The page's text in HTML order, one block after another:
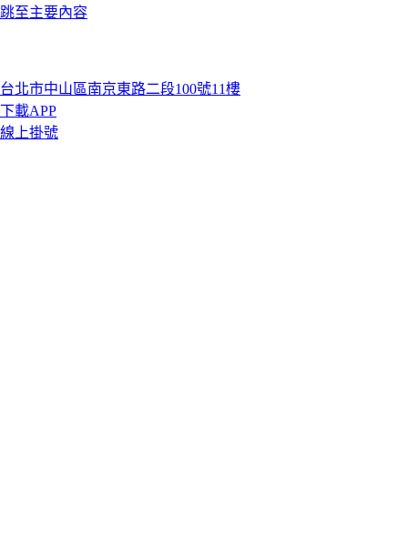
跳至主要內容
台北市中山區南京東路二段100號11樓
下載APP
線上掛號